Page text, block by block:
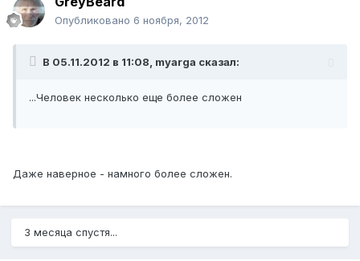
Опубликовано 6 ноября, 2012
В 05.11.2012 в 11:08, myarga сказал:
...Человек несколько еще более сложен
Даже наверное - намного более сложен.
3 месяца спустя...